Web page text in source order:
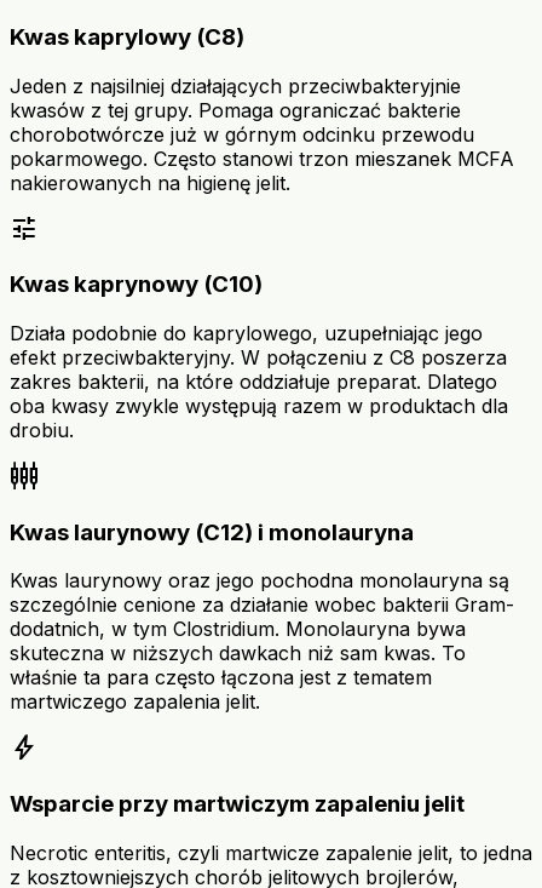
Kwas kaprylowy (C8)
Jeden z najsilniej działających przeciwbakteryjnie
kwasów z tej grupy. Pomaga ograniczać bakterie
chorobotwórcze już w górnym odcinku przewodu
pokarmowego. Często stanowi trzon mieszanek MCFA
nakierowanych na higienę jelit.
tune
Kwas kaprynowy (C10)
Działa podobnie do kaprylowego, uzupełniając jego
efekt przeciwbakteryjny. W połączeniu z C8 poszerza
zakres bakterii, na które oddziałuje preparat. Dlatego
oba kwasy zwykle występują razem w produktach dla
drobiu.
settings_input_component
Kwas laurynowy (C12) i monolauryna
Kwas laurynowy oraz jego pochodna monolauryna są
szczególnie cenione za działanie wobec bakterii Gram-
dodatnich, w tym Clostridium. Monolauryna bywa
skuteczna w niższych dawkach niż sam kwas. To
właśnie ta para często łączona jest z tematem
martwiczego zapalenia jelit.
bolt
Wsparcie przy martwiczym zapaleniu jelit
Necrotic enteritis, czyli martwicze zapalenie jelit, to jedna
z kosztowniejszych chorób jelitowych brojlerów,